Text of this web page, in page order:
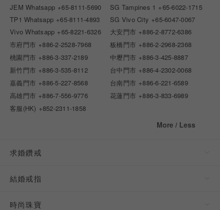
JEM Whatsapp +65-8111-5690 SG Tampines 1 +65-6022-1715
TP1 Whatsapp +65-8111-4893 SG Vivo City +65-6047-0067
Vivo Whatsapp +65-8221-6326 大安門市 +886-2-8772-6386
市府門市 +886-2-2528-7968 板橋門市 +886-2-2968-2368
桃園門市 +886-3-337-2189 中壢門市 +886-3-425-8887
新竹門市 +886-3-535-8112 台中門市 +886-4-2302-0068
嘉義門市 +886-5-227-8568 台南門市 +886-6-221-6589
高雄門市 +886-7-556-9776 花蓮門市 +886-3-833-6989
客服(HK) +852-2311-1858
More / Less
求婚鑽戒
結婚戒指
時尚珠寶